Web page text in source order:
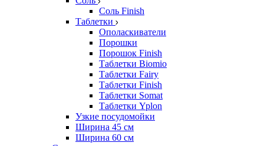
Соль Finish
Таблетки
Ополаскиватели
Порошки
Порошок Finish
Таблетки Biomio
Таблетки Fairy
Таблетки Finish
Таблетки Somat
Таблетки Yplon
Узкие посудомойки
Ширина 45 см
Ширина 60 см